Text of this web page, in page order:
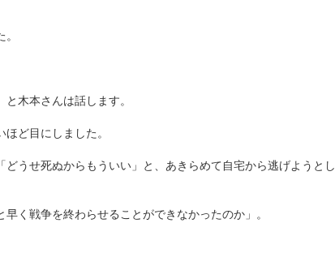
木本さんは話します。
ど目にしました。
うせ死ぬからもういい」と、あきらめて自宅から逃げようとし
く戦争を終わらせることができなかったのか」。